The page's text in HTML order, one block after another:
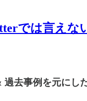
では言えな
去事例を元にし